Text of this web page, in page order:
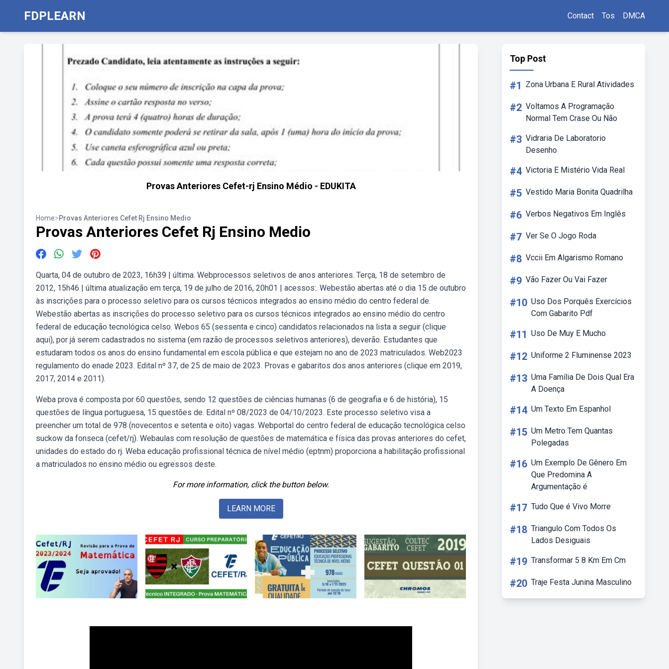
FDPLEARN Contact Tos DMCA
Provas Anteriores Cefet-rj Ensino Médio - EDUKITA
Home>Provas Anteriores Cefet Rj Ensino Medio
Provas Anteriores Cefet Rj Ensino Medio
Quarta, 04 de outubro de 2023, 16h39 | última. Webprocessos seletivos de anos anteriores. Terça, 18 de setembro de
2012, 15h46 | última atualização em terça, 19 de julho de 2016, 20h01 | acessos:. Webestão abertas até o dia 15 de outubro
às inscrições para o processo seletivo para os cursos técnicos integrados ao ensino médio do centro federal de.
Webestão abertas as inscrições do processo seletivo para os cursos técnicos integrados ao ensino médio do centro
federal de educação tecnológica celso. Webos 65 (sessenta e cinco) candidatos relacionados na lista a seguir (clique
aqui), por já serem cadastrados no sistema (em razão de processos seletivos anteriores), deverão. Estudantes que
estudaram todos os anos do ensino fundamental em escola pública e que estejam no ano de 2023 matriculados. Web2023
regulamento do enade 2023. Edital nº 37, de 25 de maio de 2023. Provas e gabaritos dos anos anteriores (clique em 2019,
2017, 2014 e 2011).
Weba prova é composta por 60 questões, sendo 12 questões de ciências humanas (6 de geografia e 6 de história), 15
questões de língua portuguesa, 15 questões de. Edital nº 08/2023 de 04/10/2023. Este processo seletivo visa a
preencher um total de 978 (novecentos e setenta e oito) vagas. Webportal do centro federal de educação tecnológica celso
suckow da fonseca (cefet/rj). Webaulas com resolução de questões de matemática e física das provas anteriores do cefet,
unidades do estado do rj. Weba educação profissional técnica de nível médio (eptnm) proporciona a habilitação profissional
a matriculados no ensino médio ou egressos deste.
For more information, click the button below.
LEARN MORE
Top Post
#1 Zona Urbana E Rural Atividades
#2 Voltamos A Programação
Normal Tem Crase Ou Não
#3 Vidraria De Laboratorio
Desenho
#4 Victoria E Mistério Vida Real
#5 Vestido Maria Bonita Quadrilha
#6 Verbos Negativos Em Inglês
#7 Ver Se O Jogo Roda
#8 Vccii Em Algarismo Romano
#9 Vão Fazer Ou Vai Fazer
#10 Uso Dos Porquês Exercícios
Com Gabarito Pdf
#11 Uso De Muy E Mucho
#12 Uniforme 2 Fluminense 2023
#13 Uma Família De Dois Qual Era
A Doença
#14 Um Texto Em Espanhol
#15 Um Metro Tem Quantas
Polegadas
#16 Um Exemplo De Gênero Em
Que Predomina A
Argumentação é
#17 Tudo Que é Vivo Morre
#18 Triangulo Com Todos Os
Lados Desiguais
#19 Transformar 5 8 Km Em Cm
#20 Traje Festa Junina Masculino